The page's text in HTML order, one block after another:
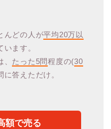
んどの人が平均20万以
ます。
たった5問程度の(30
答えただけ。
額で売る